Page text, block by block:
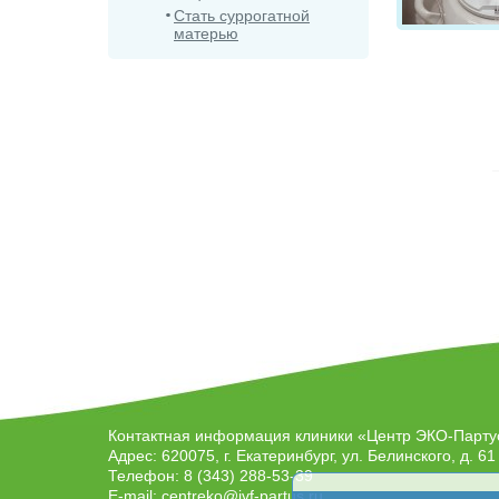
Стать суррогатной
матерью
Контактная информация клиники «Центр ЭКО-
Адрес: 620075 , г. Екатеринбург, ул. Белинского, д. 61
Телефон: 8 (343) 288-53-39